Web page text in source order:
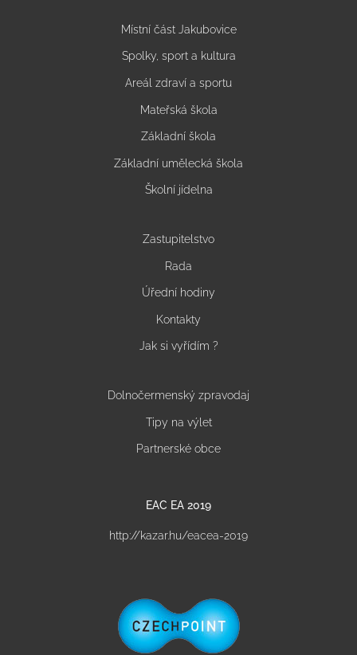
Místní část Jakubovice
Spolky, sport a kultura
Areál zdraví a sportu
Mateřská škola
Základní škola
Základní umělecká škola
Školní jídelna
Zastupitelstvo
Rada
Úřední hodiny
Kontakty
Jak si vyřídím ?
Dolnočermenský zpravodaj
Tipy na výlet
Partnerské obce
EAC EA 2019
http://kazar.hu/eacea-2019